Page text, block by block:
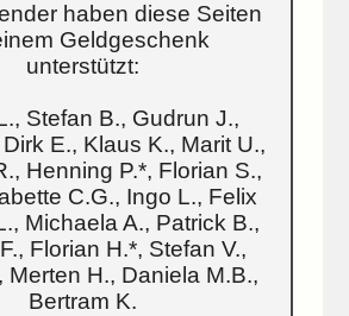
haben diese Seiten
Geldgeschenk
unterstützt:
Stefan B., Gudrun J.,
E., Klaus K., Marit U.,
Henning P.*, Florian S.,
C.G., Ingo L., Felix
Michaela A., Patrick B.,
Florian H.*, Stefan V.,
Merten H., Daniela M.B.,
Bertram K.